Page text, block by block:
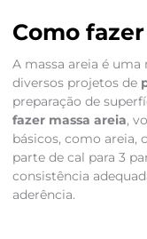
Como
A massa areia é
diversos projetos de
preparação de
fazer massa areia,
básicos, como areia,
parte de cal para 3
consistência
aderência.